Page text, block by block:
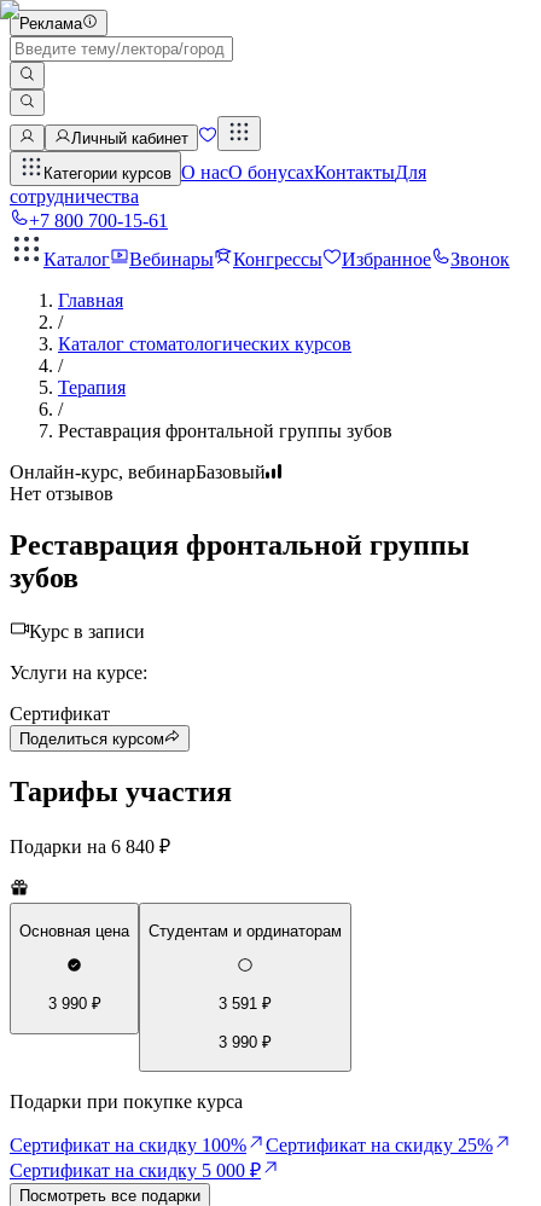
Реклама
Личный кабинет
Категории курсов О насО бонусахКонтактыДля
сотрудничества
+7 800 700-15-61
Каталог
Вебинары Конгрессы Избранное
Звонок
Главная
/
Каталог стоматологических курсов
/
Терапия
/
Реставрация фронтальной группы зубов
Онлайн-курс, вебинарБазовый
Нет отзывов
Реставрация фронтальной группы
зубов
Курс в записи
Услуги на курсе:
Сертификат
Поделиться курсом
Тарифы участия
Подарки на 6 840 ₽
Основная цена
3 990 ₽
Студентам и ординаторам
3 591 ₽
3 990 ₽
Подарки при покупке курса
Сертификат на скидку 100%
Сертификат на скидку 25%
Сертификат на скидку 5 000 ₽
Посмотреть все подарки